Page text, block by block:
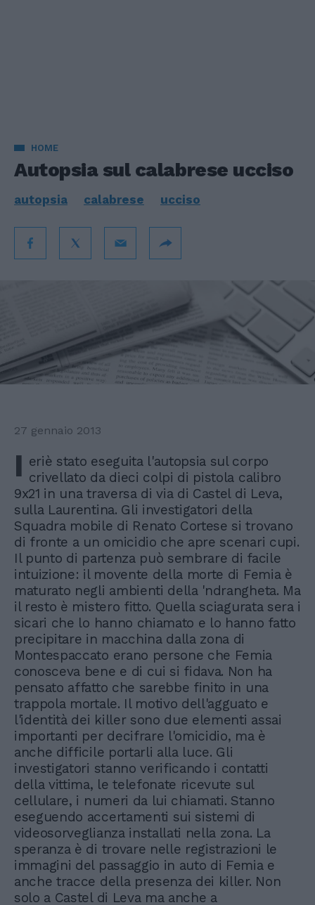
HOME
Autopsia sul calabrese ucciso
autopsia calabrese ucciso
27 gennaio 2013
I eriè stato eseguita l'autopsia sul corpo
crivellato da dieci colpi di pistola calibro
9x21 in una traversa di via di Castel di Leva,
sulla Laurentina. Gli investigatori della
Squadra mobile di Renato Cortese si trovano
di fronte a un omicidio che apre scenari cupi.
Il punto di partenza può sembrare di facile
intuizione: il movente della morte di Femia è
maturato negli ambienti della 'ndrangheta. Ma
il resto è mistero fitto. Quella sciagurata sera i
sicari che lo hanno chiamato e lo hanno fatto
precipitare in macchina dalla zona di
Montespaccato erano persone che Femia
conosceva bene e di cui si fidava. Non ha
pensato affatto che sarebbe finito in una
trappola mortale. Il motivo dell'agguato e
l'identità dei killer sono due elementi assai
importanti per decifrare l'omicidio, ma è
anche difficile portarli alla luce. Gli
investigatori stanno verificando i contatti
della vittima, le telefonate ricevute sul
cellulare, i numeri da lui chiamati. Stanno
eseguendo accertamenti sui sistemi di
videosorveglianza installati nella zona. La
speranza è di trovare nelle registrazioni le
immagini del passaggio in auto di Femia e
anche tracce della presenza dei killer. Non
solo a Castel di Leva ma anche a